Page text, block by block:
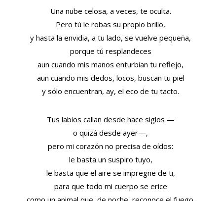
Una nube celosa, a veces, te oculta.
Pero tú le robas su propio brillo,
y hasta la envidia, a tu lado, se vuelve pequeña,
porque tú resplandeces
aun cuando mis manos enturbian tu reflejo,
aun cuando mis dedos, locos, buscan tu piel
y sólo encuentran, ay, el eco de tu tacto.
Tus labios callan desde hace siglos —
o quizá desde ayer—,
pero mi corazón no precisa de oídos:
le basta un suspiro tuyo,
le basta que el aire se impregne de ti,
para que todo mi cuerpo se erice